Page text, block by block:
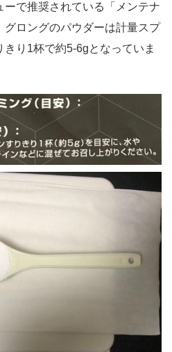
ーで推奨されている「メンテナ
グロングのパウダーは計量スプ
り1杯で約5-6gとなっていま